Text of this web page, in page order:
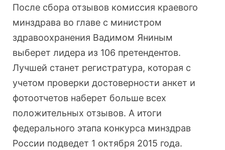
После сбора отзывов комиссия краевого
минздрава во главе с министром
здравоохранения Вадимом Яниным
выберет лидера из 106 претендентов.
Лучшей станет регистратура, которая с
учетом проверки достоверности анкет и
фотоотчетов наберет больше всех
положительных отзывов. А итоги
федерального этапа конкурса минздрав
России подведет 1 октября 2015 года.